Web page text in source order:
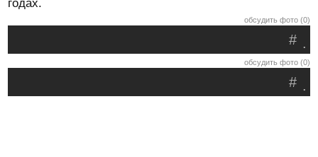
годах.
обсудить фото (0)
.
#
обсудить фото (0)
.
#